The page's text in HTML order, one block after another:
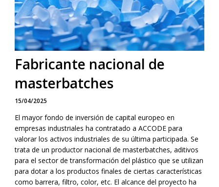
Fabricante nacional de
masterbatches
15/04/2025
El mayor fondo de inversión de capital europeo en
empresas industriales ha contratado a ACCODE para
valorar los activos industriales de su última participada. Se
trata de un productor nacional de masterbatches, aditivos
para el sector de transformación del plástico que se utilizan
para dotar a los productos finales de ciertas características
como barrera, filtro, color, etc. El alcance del proyecto ha